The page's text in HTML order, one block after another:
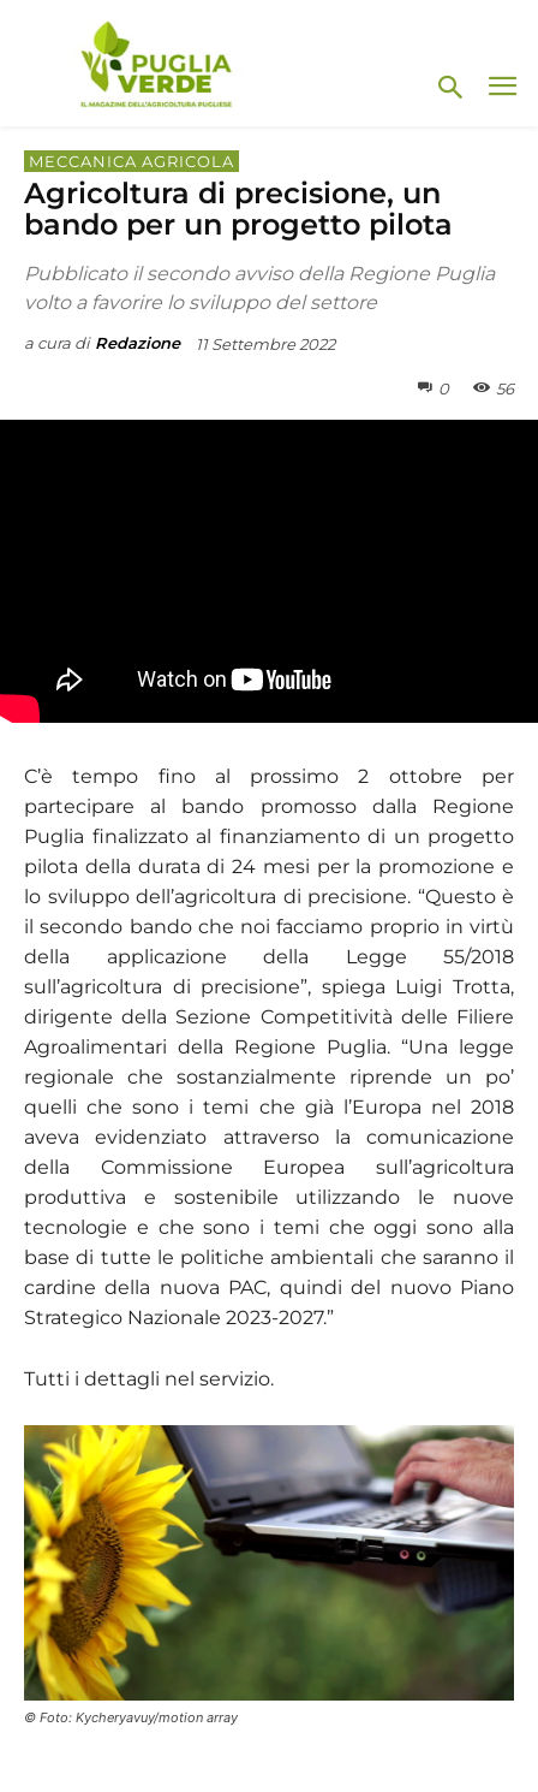
MECCANICA AGRICOLA
Agricoltura di precisione, un
bando per un progetto pilota
Pubblicato il secondo avviso della Regione Puglia
volto a favorire lo sviluppo del settore
a cura di Redazione 11 Settembre 2022
0 56
C’è tempo fino al prossimo 2 ottobre per
partecipare al bando promosso dalla Regione
Puglia finalizzato al finanziamento di un progetto
pilota della durata di 24 mesi per la promozione e
lo sviluppo dell’agricoltura di precisione. “Questo è
il secondo bando che noi facciamo proprio in virtù
della applicazione della Legge 55/2018
sull’agricoltura di precisione”, spiega Luigi Trotta,
dirigente della Sezione Competitività delle Filiere
Agroalimentari della Regione Puglia. “Una legge
regionale che sostanzialmente riprende un po’
quelli che sono i temi che già l’Europa nel 2018
aveva evidenziato attraverso la comunicazione
della Commissione Europea sull’agricoltura
produttiva e sostenibile utilizzando le nuove
tecnologie e che sono i temi che oggi sono alla
base di tutte le politiche ambientali che saranno il
cardine della nuova PAC, quindi del nuovo Piano
Strategico Nazionale 2023-2027.”
Tutti i dettagli nel servizio.
© Foto: Kycheryavuy/motion array